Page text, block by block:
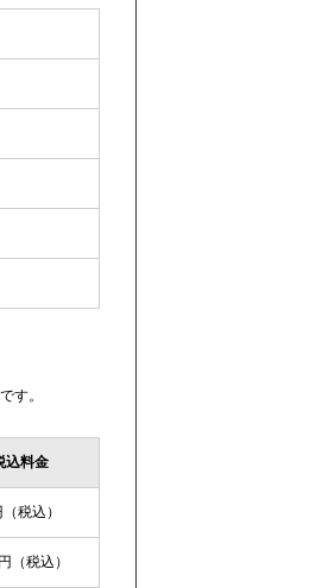
す。
込料金
税込）
（税込）